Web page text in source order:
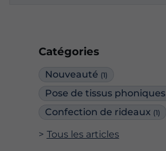
Catégories
Nouveauté (1)
Pose de tissus phoniques
Confection de rideaux (1)
Tous les articles